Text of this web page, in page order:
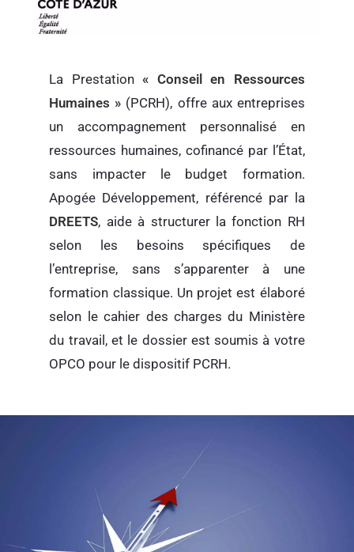
La Prestation« Conseil en Ressources
Humaines » (PCRH), offre aux entreprises
un accompagnement personnalisé en
ressources humaines, cofinancé par l’État,
sans impacter le budget formation.
Apogée Développement, référencé par la
DREETS, aide à structurer la fonction RH
selon les besoins spécifiques de
l’entreprise, sans s’apparenter à une
formation classique. Un projet est élaboré
selon le cahier des charges du Ministère
du travail, et le dossier est soumis à votre
OPCO pour le dispositif PCRH.